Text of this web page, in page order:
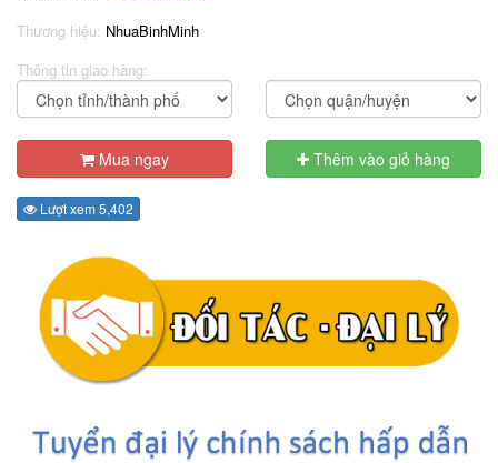
Thương hiệu: NhuaBinhMinh
Thông tin giao hàng:
Mua ngay Thêm vào giỏ hàng
Lượt xem 5,402